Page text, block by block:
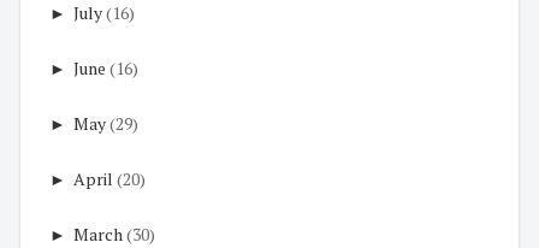
► July(16)
► June (16)
► May(29)
► April (20)
► March(30)